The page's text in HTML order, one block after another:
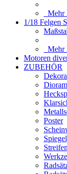
Mehr
1/18 Felgen
Mehr
Motoren
ZUBEHÖR
Poster